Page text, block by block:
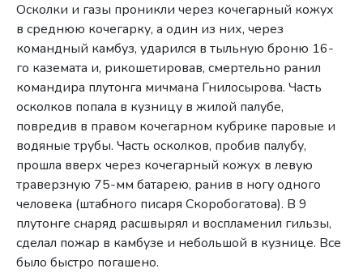
Осколки и газы проникли через кочегарный кожух
в сред­нюю кочегарку, а один из них, через
командный камбуз, ударил­ся в тыльную броню 16-
го каземата и, рикошетировав, смертельно ранил
командира плутонга мичмана Гнилосырова. Часть
оскол­ков попала в кузницу в жилой палубе,
повредив в правом коче­гарном кубрике паровые и
водяные трубы. Часть осколков, про­бив палубу,
прошла вверх через кочегарный кожух в левую
траверзную 75-мм батарею, ранив в ногу одного
человека (штаб­ного писаря Скоробогатова). В 9
плутонге снаряд расшвырял и воспламенил гильзы,
сделал пожар в камбузе и небольшой в куз­нице. Все
было быстро погашено.